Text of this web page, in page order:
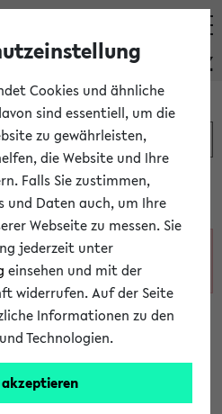
PEVZ
Vantomme
im Personen- und
an den BIS Support.
Cookies und ähnliche
sind essentiell, um die
zu gewährleisten,
die Website und Ihre
Falls Sie zustimmen,
und Daten auch, um Ihre
Webseite zu messen. Sie
jederzeit unter
einsehen und mit der
widerrufen. Auf der Seite
Informationen zu den
Technologien.